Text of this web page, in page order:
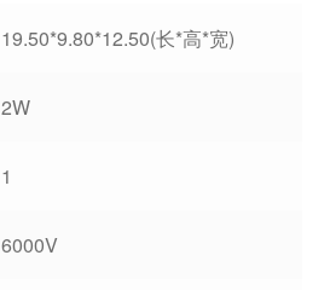
19.50*9.80*12.50(长*高*宽)
2W
1
6000V